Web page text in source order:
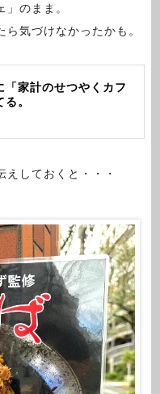
のまま。
気づけなかったかも。
「家計のせつやくカフ
。
えしておくと・・・